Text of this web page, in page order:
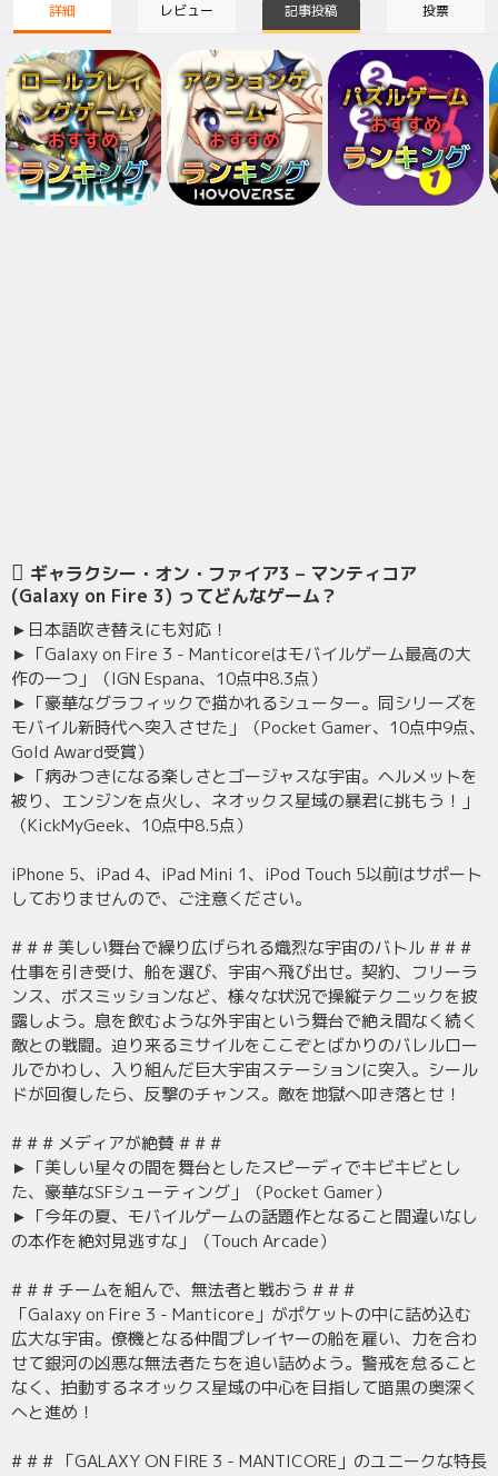
詳細 レビュー 記事投稿 投票
ロールプレイ
ングゲーム
おすすめ
ランキング
アクションゲ
ーム
おすすめ
ランキング
パズルゲーム
おすすめ
ランキング
ギャラクシー・オン・ファイア3 – マンティコア
(Galaxy on Fire 3) ってどんなゲーム？
►日本語吹き替えにも対応！
►「Galaxy on Fire 3 - Manticoreはモバイルゲーム最高の大
作の一つ」（IGN Espana、10点中8.3点）
►「豪華なグラフィックで描かれるシューター。同シリーズを
モバイル新時代へ突入させた」（Pocket Gamer、10点中9点、
Gold Award受賞）
►「病みつきになる楽しさとゴージャスな宇宙。ヘルメットを
被り、エンジンを点火し、ネオックス星域の暴君に挑もう！」
（KickMyGeek、10点中8.5点）
iPhone 5、iPad 4、iPad Mini 1、iPod Touch 5以前はサポート
しておりませんので、ご注意ください。
# # # 美しい舞台で繰り広げられる熾烈な宇宙のバトル # # #
仕事を引き受け、船を選び、宇宙へ飛び出せ。契約、フリーラ
ンス、ボスミッションなど、様々な状況で操縦テクニックを披
露しよう。息を飲むような外宇宙という舞台で絶え間なく続く
敵との戦闘。迫り来るミサイルをここぞとばかりのバレルロー
ルでかわし、入り組んだ巨大宇宙ステーションに突入。シール
ドが回復したら、反撃のチャンス。敵を地獄へ叩き落とせ！
# # # メディアが絶賛 # # #
►「美しい星々の間を舞台としたスピーディでキビキビとし
た、豪華なSFシューティング」（Pocket Gamer）
►「今年の夏、モバイルゲームの話題作となること間違いなし
の本作を絶対見逃すな」（Touch Arcade）
# # # チームを組んで、無法者と戦おう # # #
「Galaxy on Fire 3 - Manticore」がポケットの中に詰め込む
広大な宇宙。僚機となる仲間プレイヤーの船を雇い、力を合わ
せて銀河の凶悪な無法者たちを追い詰めよう。警戒を怠ること
なく、拍動するネオックス星域の中心を目指して暗黒の奥深く
へと進め！
# # # 「GALAXY ON FIRE 3 - MANTICORE」のユニークな特長